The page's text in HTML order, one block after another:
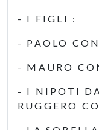
- I FIGLI :
- PAOLO
- MAURO
- I NIPOTI
RUGGERO